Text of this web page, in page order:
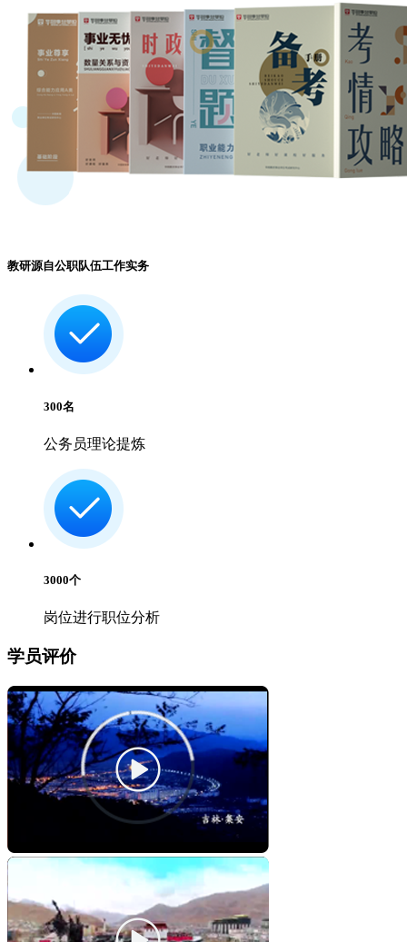
教研源自公职队伍工作实务
300名
公务员理论提炼
3000个
岗位进行职位分析
学员评价